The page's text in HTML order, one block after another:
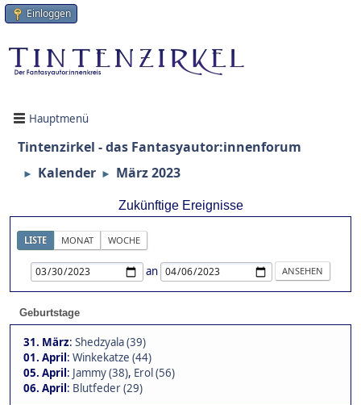
Einloggen
Hauptmenü
Tintenzirkel - das Fantasyautor:innenforum
► Kalender ► März 2023
Zukünftige Ereignisse
LISTE MONAT WOCHE
an
Geburtstage
31. März: Shedzyala (39)
01. April: Winkekatze (44)
05. April: Jammy (38), Erol (56)
06. April: Blutfeder (29)